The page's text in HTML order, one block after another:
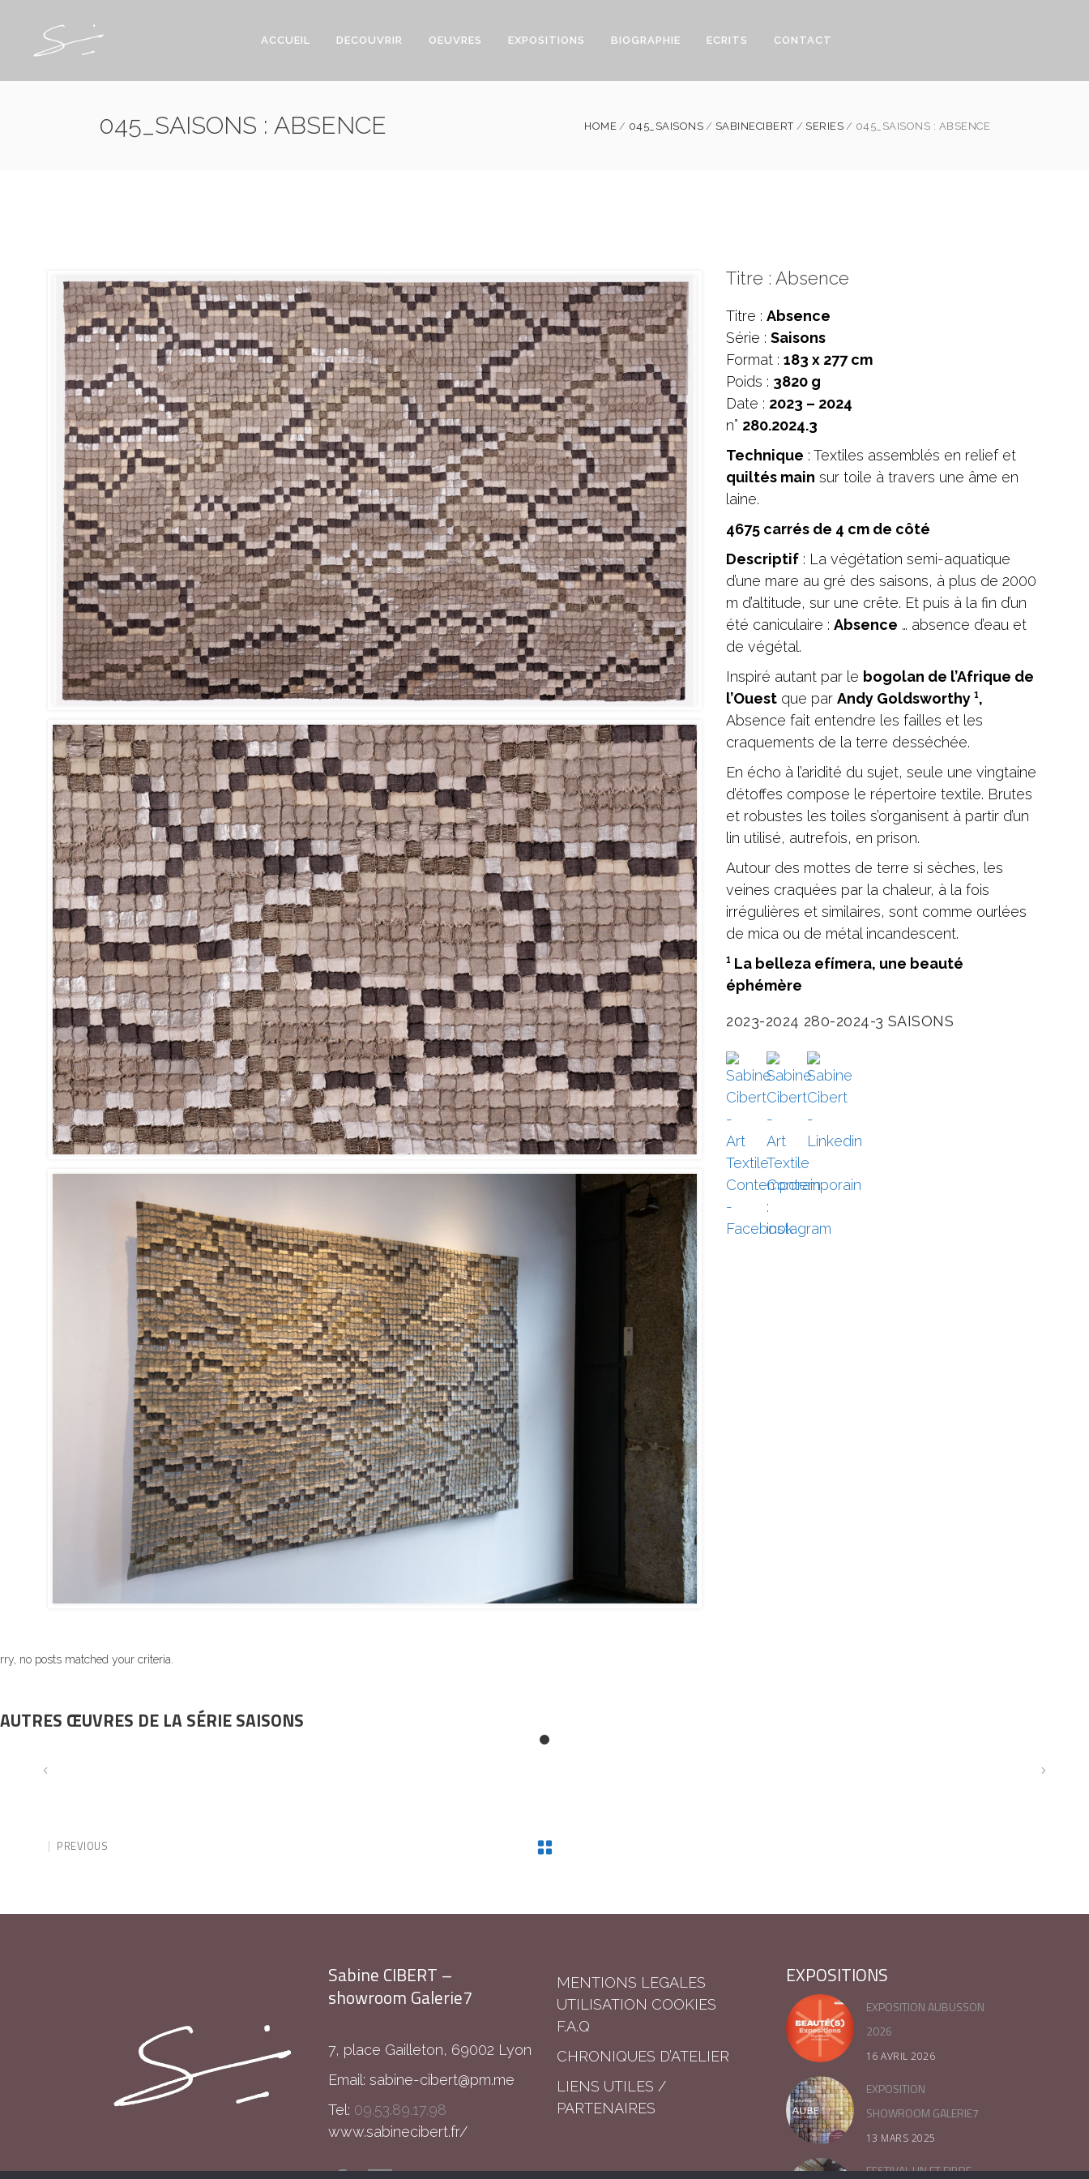
ACCUEIL DECOUVRIR OEUVRES EXPOSITIONS BIOGRAPHIE ECRITS CONTACT
045_SAISONS : ABSENCE HOME 045_SAISONS SABINECIBERT SERIES 045_SAISONS : ABSENCE
Titre : Absence
Titre :Absence
Série :Saisons
Format :183 x 277 cm
Poids : 3820 g
Date : 2023 – 2024
n° 280.2024.3
Technique : Textiles assemblés en relief et
quiltés main sur toile à travers une âme en
laine.
4675 carrés de 4 cm de côté
Descriptif : La végétation semi-aquatique
d’une mare au gré des saisons, à plus de 2000
m d’altitude, sur une crête. Et puis à la fin d’un
été caniculaire :Absence … absence d’eau et
de végétal.
Inspiré autant par le bogolan de l’Afrique de
l’Ouest que parAndy Goldsworthy ¹,
Absence fait entendre les failles et les
craquements de la terre desséchée.
En écho à l’aridité du sujet, seule une vingtaine
d’étoffes compose le répertoire textile. Brutes
et robustes les toiles s’organisent à partir d’un
lin utilisé, autrefois, en prison.
Autour des mottes de terre si sèches, les
veines craquées par la chaleur, à la fois
irrégulières et similaires, sont comme ourlées
de mica ou de métal incandescent.
¹ La belleza efímera, une beauté
éphémère
2023-2024 280-2024-3 SAISONS
no posts matched your criteria.
AUTRES ŒUVRES DE LA SÉRIE SAISONS
PREVIOUS
Sabine CIBERT –
showroom Galerie7
7, place Gailleton, 69002 Lyon
Email: sabine-cibert@pm.me
Tel: 09.53.89.17.98
www.sabinecibert.fr/
MENTIONS LEGALES
UTILISATION COOKIES
F.A.Q
CHRONIQUES D’ATELIER
LIENS UTILES /
PARTENAIRES
EXPOSITIONS
EXPOSITION AUBUSSON
2026
16 AVRIL 2026
EXPOSITION
SHOWROOM GALERIE7
13 MARS 2025
FESTIVAL LIN ET FIBRE –